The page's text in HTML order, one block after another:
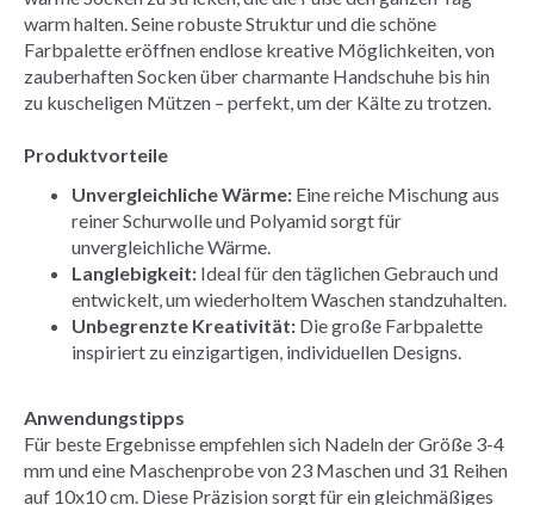
warm halten. Seine robuste Struktur und die schöne
Farbpalette eröffnen endlose kreative Möglichkeiten, von
zauberhaften Socken über charmante Handschuhe bis hin
zu kuscheligen Mützen – perfekt, um der Kälte zu trotzen.
Produktvorteile
Unvergleichliche Wärme: Eine reiche Mischung aus
reiner Schurwolle und Polyamid sorgt für
unvergleichliche Wärme.
Langlebigkeit: Ideal für den täglichen Gebrauch und
entwickelt, um wiederholtem Waschen standzuhalten.
Unbegrenzte Kreativität: Die große Farbpalette
inspiriert zu einzigartigen, individuellen Designs.
Anwendungstipps
Für beste Ergebnisse empfehlen sich Nadeln der Größe 3-4
mm und eine Maschenprobe von 23 Maschen und 31 Reihen
auf 10x10 cm. Diese Präzision sorgt für ein gleichmäßiges